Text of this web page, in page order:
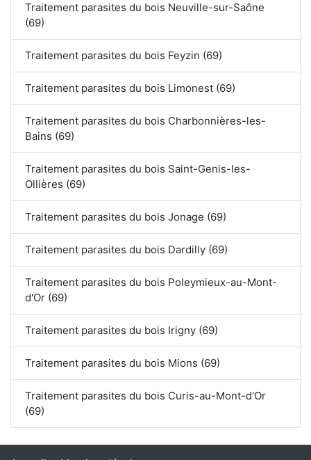
Traitement parasites du bois Neuville-sur-Saône
(69)
Traitement parasites du bois Feyzin (69)
Traitement parasites du bois Limonest (69)
Traitement parasites du bois Charbonnières-les-
Bains (69)
Traitement parasites du bois Saint-Genis-les-
Ollières (69)
Traitement parasites du bois Jonage (69)
Traitement parasites du bois Dardilly (69)
Traitement parasites du bois Poleymieux-au-Mont-
d'Or (69)
Traitement parasites du bois Irigny (69)
Traitement parasites du bois Mions (69)
Traitement parasites du bois Curis-au-Mont-d'Or
(69)